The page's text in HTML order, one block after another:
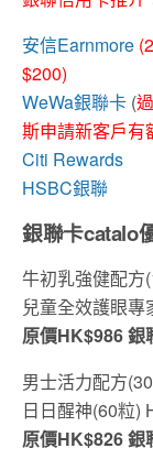
安信Earnmore
$200)
WeWa銀聯卡 (
斯申請新客戶有
Citi Rewards
HSBC銀聯
銀聯卡catalo
牛初乳強健配方
兒童全效護眼
原價HK$986 銀
男士活力配方
日日醒神(60粒)
原價HK$826 銀